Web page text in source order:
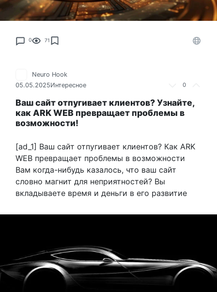
0 71
0
Neuro Hook
05.05.2025Интересное
Ваш сайт отпугивает клиентов? Узнайте,
как ARK WEB превращает проблемы в
возможности!
[ad_1] Ваш сайт отпугивает клиентов? Как ARK
WEB превращает проблемы в возможности
Вам когда-нибудь казалось, что ваш сайт
словно магнит для неприятностей? Вы
вкладываете время и деньги в его развитие